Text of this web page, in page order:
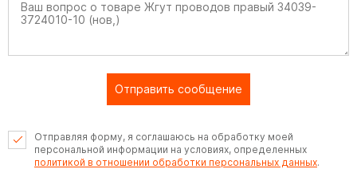
Отправить сообщение
Отправляя форму, я соглашаюсь на обработку моей
персональной информации на условиях, определенных
политикой в отношении обработки персональных данных.